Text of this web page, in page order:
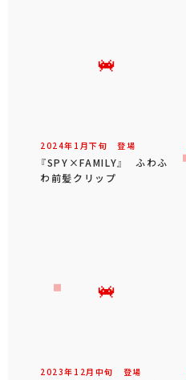
2024年 1 月下旬 登場
『SPY×FAMILY』 ふわふ
わ前髪クリップ
2023年 12 月 中旬 登場